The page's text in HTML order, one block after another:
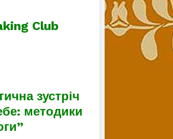
Club
зустріч
методики